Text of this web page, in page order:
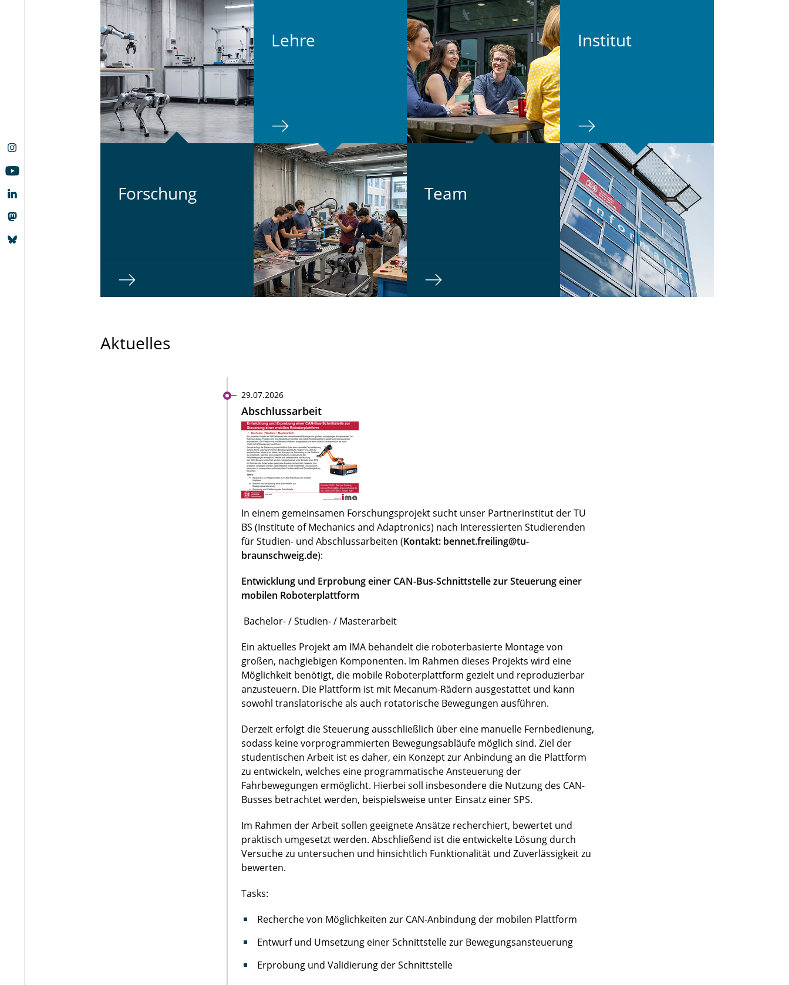
For­schung
Lehre
Team
In­sti­tut
Aktuelles
29.07.2026
Abschlussarbeit
In einem gemeinsamen Forschungsprojekt sucht unser Partnerinstitut der TU
BS (Institute of Mechanics and Adaptronics) nach Interessierten Studierenden
für Studien- und Abschlussarbeiten (Kontakt: bennet.freiling@tu-
braunschweig.de):
Entwicklung und Erprobung einer CAN-Bus-Schnittstelle zur Steuerung einer
mobilen Roboterplattform
Bachelor- / Studien- / Masterarbeit
Ein aktuelles Projekt am IMA behandelt die roboterbasierte Montage von
großen, nachgiebigen Komponenten. Im Rahmen dieses Projekts wird eine
Möglichkeit benötigt, die mobile Roboterplattform gezielt und reproduzierbar
anzusteuern. Die Plattform ist mit Mecanum-Rädern ausgestattet und kann
sowohl translatorische als auch rotatorische Bewegungen ausführen.
Derzeit erfolgt die Steuerung ausschließlich über eine manuelle Fernbedienung,
sodass keine vorprogrammierten Bewegungsabläufe möglich sind. Ziel der
studentischen Arbeit ist es daher, ein Konzept zur Anbindung an die Plattform
zu entwickeln, welches eine programmatische Ansteuerung der
Fahrbewegungen ermöglicht. Hierbei soll insbesondere die Nutzung des CAN-
Busses betrachtet werden, beispielsweise unter Einsatz einer SPS.
Im Rahmen der Arbeit sollen geeignete Ansätze recherchiert, bewertet und
praktisch umgesetzt werden. Abschließend ist die entwickelte Lösung durch
Versuche zu untersuchen und hinsichtlich Funktionalität und Zuverlässigkeit zu
bewerten.
Tasks:
Recherche von Möglichkeiten zur CAN-Anbindung der mobilen Plattform
Entwurf und Umsetzung einer Schnittstelle zur Bewegungsansteuerung
Erprobung und Validierung der Schnittstelle